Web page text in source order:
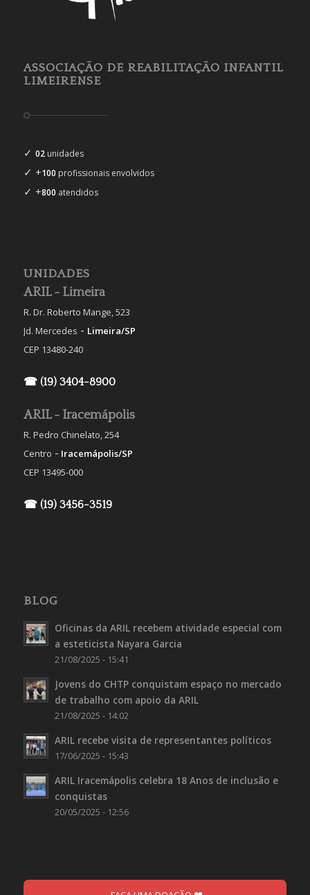
ASSOCIAÇÃO DE REABILITAÇÃO INFANTIL
LIMEIRENSE
✓ 02unidades
✓ +100 profissionais envolvidos
✓ +800 atendidos
UNIDADES
ARIL - Limeira
R. Dr. Roberto Mange, 523
Jd. Mercedes - Limeira/SP
CEP 13480-240
☎ (19) 3404-8900
ARIL - Iracemápolis
R. Pedro Chinelato, 254
Centro - Iracemápolis/SP
CEP 13495-000
☎ (19) 3456-3519
BLOG
Oficinas da ARIL recebem atividade especial com
a esteticista Nayara Garcia
21/08/2025 - 15:41
Jovens do CHTP conquistam espaço no mercado
de trabalho com apoio da ARIL
21/08/2025 - 14:02
ARIL recebe visita de representantes políticos
17/06/2025 - 15:43
ARIL Iracemápolis celebra 18 Anos de inclusão e
conquistas
20/05/2025 - 12:56